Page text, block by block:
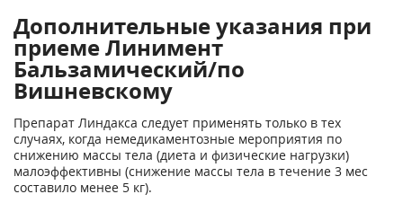
Дополнительные указания при
приеме Линимент
Бальзамический/по
Вишневскому
Препарат Линдакса следует применять только в тех
случаях, когда немедикаментозные мероприятия по
снижению массы тела (диета и физические нагрузки)
малоэффективны (снижение массы тела в течение 3 мес
составило менее 5 кг).